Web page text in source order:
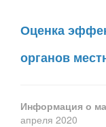
Оценка
органов
Информация о
апреля 2020